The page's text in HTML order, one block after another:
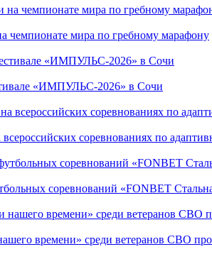
чемпионате мира по гребному марафону
«ИМПУЛЬС-2026» в Сочи
соревнованиях по
соревнований «FONBET
времени» среди ветеранов СВО